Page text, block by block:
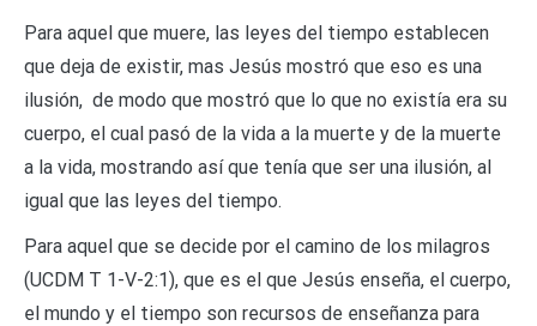
Para aquel que muere, las leyes del tiempo establecen
que deja de existir, mas Jesús mostró que eso es una
ilusión, de modo que mostró que lo que no existía era su
cuerpo, el cual pasó de la vida a la muerte y de la muerte
a la vida, mostrando así que tenía que ser una ilusión, al
igual que las leyes del tiempo.
Para aquel que se decide por el camino de los milagros
(UCDM T 1-V-2:1), que es el que Jesús enseña, el cuerpo,
el mundo y el tiempo son recursos de enseñanza para